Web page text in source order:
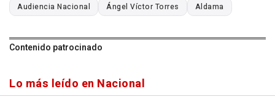
Audiencia Nacional Ángel Víctor Torres Aldama
Contenido patrocinado
Lo más leído en Nacional